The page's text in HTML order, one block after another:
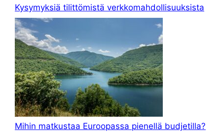
Kysymyksiä tilittömistä verkkomahdollisuuksista
Mihin matkustaa Euroopassa pienellä budjetilla?